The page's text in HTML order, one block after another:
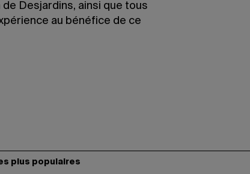
Desjardins, ainsi que tous
au bénéfice de ce
plus populaires